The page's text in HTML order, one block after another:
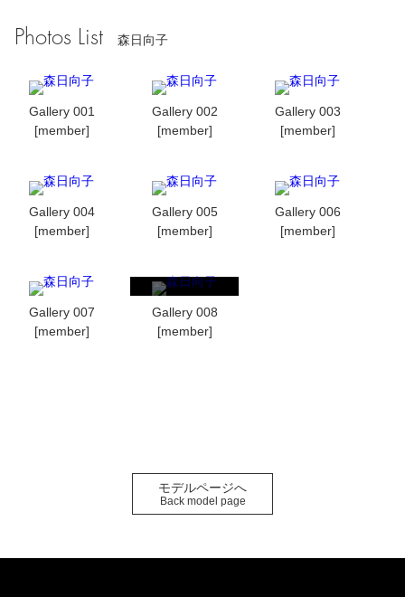
Photos List 森日向子
Gallery 001
[member]
Gallery 002
[member]
Gallery 003
[member]
Gallery 004
[member]
Gallery 005
[member]
Gallery 006
[member]
Gallery 007
[member]
Gallery 008
[member]
モデルページへ
Back model page